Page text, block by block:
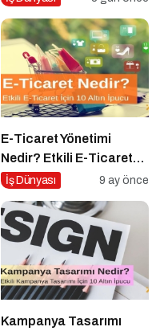
E-Ticaret Yönetimi
Nedir? Etkili E-Ticaret
Yönetimi İçin 10 Altın
İş Dünyası 9 ay önce
Kampanya Tasarımı